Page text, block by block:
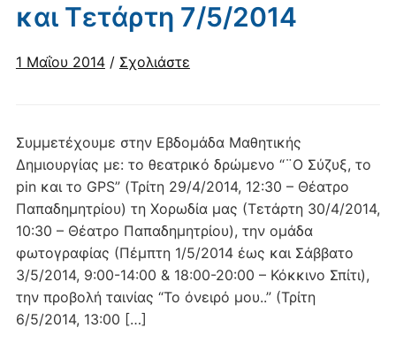
και Τετάρτη 7/5/2014
1 Μαΐου 2014 / Σχολιάστε
Συμμετέχουμε στην Εβδομάδα Μαθητικής
Δημιουργίας με: το θεατρικό δρώμενο “¨Ο Σύζυξ, το
pin και το GPS” (Τρίτη 29/4/2014, 12:30 – Θέατρο
Παπαδημητρίου) τη Χορωδία μας (Τετάρτη 30/4/2014,
10:30 – Θέατρο Παπαδημητρίου), την ομάδα
φωτογραφίας (Πέμπτη 1/5/2014 έως και Σάββατο
3/5/2014, 9:00-14:00 & 18:00-20:00 – Κόκκινο Σπίτι),
την προβολή ταινίας “Το όνειρό μου..” (Τρίτη
6/5/2014, 13:00 […]